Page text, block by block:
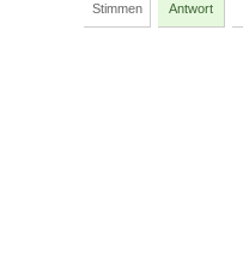
Stimmen Antwort